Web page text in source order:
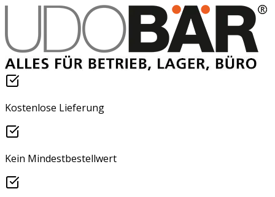
Kostenlose Lieferung
Kein Mindestbestellwert